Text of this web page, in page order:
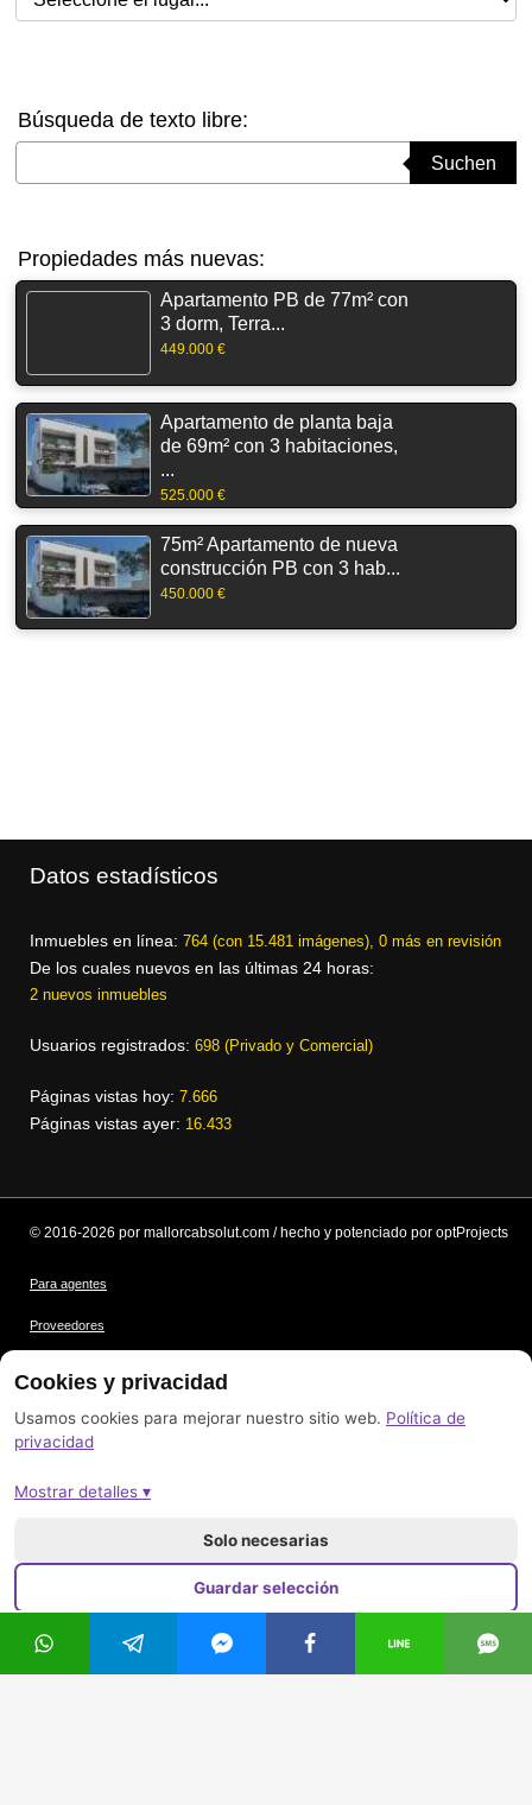
Búsqueda de texto libre:
Suchen
Propiedades más nuevas:
Apartamento PB de 77m² con
3 dorm, Terra...
449.000 €
Apartamento de planta baja
de 69m² con 3 habitaciones,
...
525.000 €
75m² Apartamento de nueva
construcción PB con 3 hab...
450.000 €
Datos estadísticos
Inmuebles en línea: 764 (con 15.481 imágenes), 0 más en revisión
De los cuales nuevos en las últimas 24 horas:
2 nuevos inmuebles
Usuarios registrados: 698 (Privado y Comercial)
Páginas vistas hoy: 7.666
Páginas vistas ayer: 16.433
© 2016-2026 por mallorcabsolut.com / hecho y potenciado por optProjects
Para agentes
Proveedores
Créditos de las imágenes
Pie de imprenta
Cookies y privacidad
Usamos cookies para mejorar nuestro sitio web. Política de
privacidad
Mostrar detalles ▾
Solo necesarias
Guardar selección
Aceptar todo